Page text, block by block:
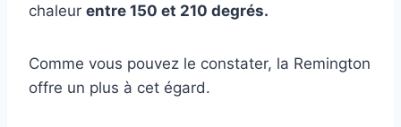
chaleur entre 150 et 210 degrés.
Comme vous pouvez le constater, la Remington
offre un plus à cet égard.